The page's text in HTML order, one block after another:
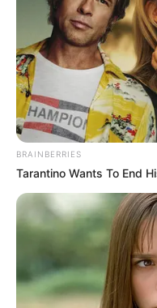
BRAINBERRIES
Tarantino Wants To End